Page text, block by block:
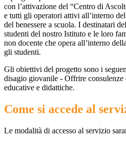
con l’attivazione del “Centro di
e tutti gli operatori attivi all’interno
del benessere a scuola. I destinatari
studenti del nostro Istituto e le loro
non docente che opera all’interno
gli studenti.
Gli obiettivi del progetto sono i
disagio giovanile - Offrire
educative e didattiche.
Come si accede al
Le modalità di accesso al servizio